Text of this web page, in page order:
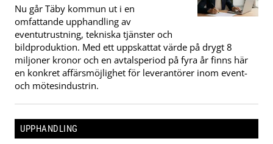
Nu går Täby kommun ut i en
omfattande upphandling av
eventutrustning, tekniska tjänster och
bildproduktion. Med ett uppskattat värde på drygt 8
miljoner kronor och en avtalsperiod på fyra år finns här
en konkret affärsmöjlighet för leverantörer inom event-
och mötesindustrin.
UPPHANDLING